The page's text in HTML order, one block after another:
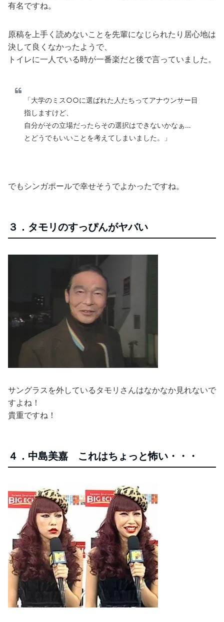
有名ですね。
原稿を上手く読めないことを先輩になじられたり居心地は
決して良くなかったようで、
トイレに一人でいる時が一番楽だと後で言っていました。
「大学のミス○○に選ばれた人たちってアナウンサー目
指しますけど、
自分がその立場だったらその選択はできないかなぁ…
とどうでもいいことを考えてしまいました。」
でもシンガポールで幸せそうでよかったですね。
３．タモリのすっぴんがヤバい
サングラスを外しているタモリさんはなかなか見れないで
すよね！
貴重ですね！
４．中島美嘉 これはちょっと怖い・・・